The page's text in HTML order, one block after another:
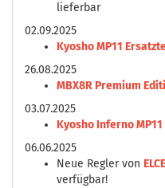
lieferbar
02.09.2025
Kyosho MP11
26.08.2025
MBX8R Premium
03.07.2025
Kyosho Inferno MP11
06.06.2025
Neue Regler von
verfügbar!